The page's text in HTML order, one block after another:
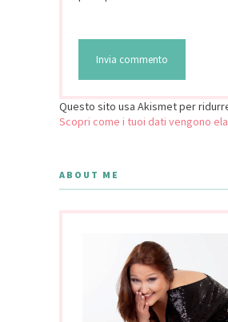
Questo sito usa Akismet per
Scopri come i tuoi dati vengono
ABOUT ME